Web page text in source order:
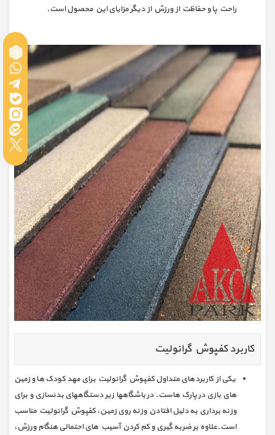
راحت پا و حفاظت از ورزش از دیگر مزایای این محصول است.
کاربرد کفپوش گرانولیت
یکی از کاربردهای متداول کفپوش گرانولیت برای مهد کودک ها و زمین
های بازی در پارک هاست. در باشگاهها زیر دستگاههای بدنسازی و برای
وزنه برداری به دلیل افتادن وزنه روی زمین، کفپوش گرانولیت مناسب
است.علاوه بر ضربه گیری و کم کردن آسیب های احتمالی هنگام ورزش،